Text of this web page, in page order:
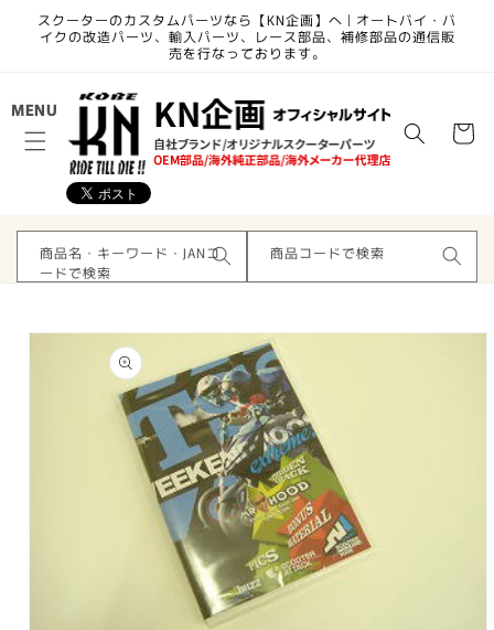
ンツに
進む
スクーターのカスタムパーツなら【KN企画】へ | オートバイ・バ
イクの改造パーツ、輸入パーツ、レース部品、補修部品の通信販
売を行なっております。
MENU
ー
商品名・キーワード・JANコ
ードで検索
商品コードで検索
商品情